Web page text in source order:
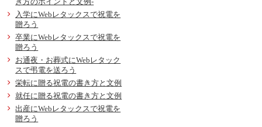
入学にWebレタックスで祝電を
贈ろう
卒業にWebレタックスで祝電を
贈ろう
お通夜・お葬式にWebレタック
スで弔電を送ろう
栄転に贈る祝電の書き方と文例
就任に贈る祝電の書き方と文例
出産にWebレタックスで祝電を
贈ろう